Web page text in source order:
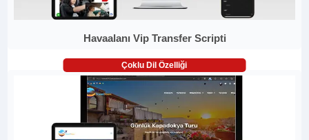
Havaalanı Vip Transfer Scripti
Çoklu Dil Özelliği